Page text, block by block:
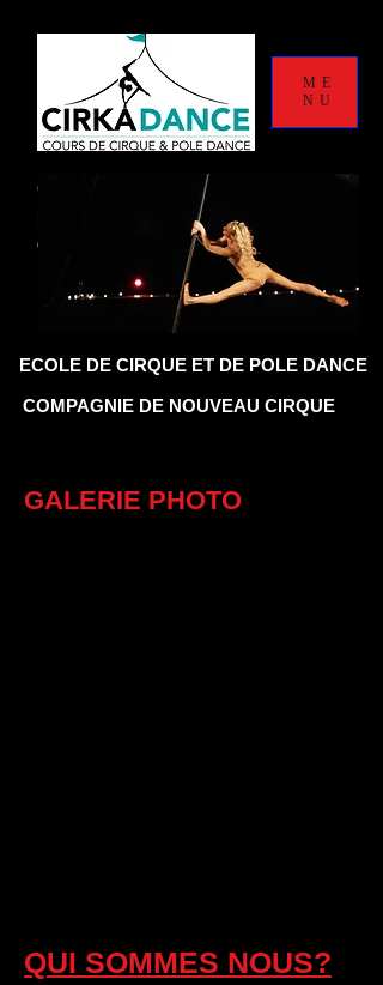
DE CIRQUE ET DE POLE DANCE
COMPAGNIE DE NOUVEAU CIRQUE
ME
NU
GALERIE PHOTO
QUI SOMMES NOUS?